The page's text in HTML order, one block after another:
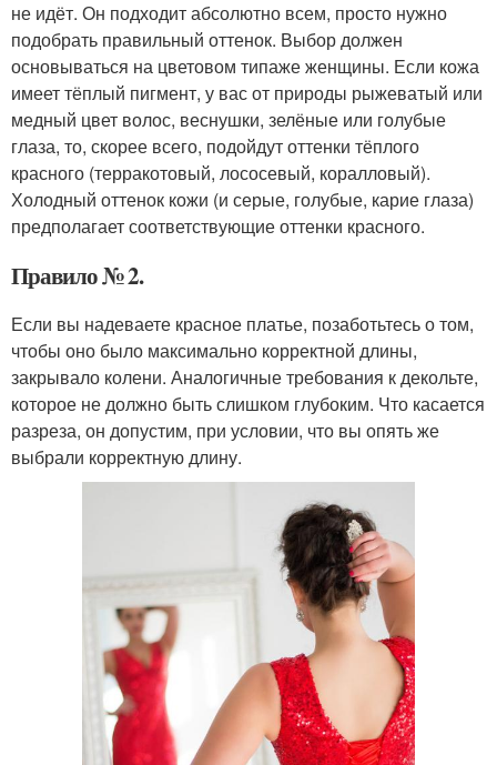
не идёт. Он подходит абсолютно всем, просто нужно
подобрать правильный оттенок. Выбор должен
основываться на цветовом типаже женщины. Если кожа
имеет тёплый пигмент, у вас от природы рыжеватый или
медный цвет волос, веснушки, зелёные или голубые
глаза, то, скорее всего, подойдут оттенки тёплого
красного (терракотовый, лососевый, коралловый).
Холодный оттенок кожи (и серые, голубые, карие глаза)
предполагает соответствующие оттенки красного.
Правило № 2.
Если вы надеваете красное платье, позаботьтесь о том,
чтобы оно было максимально корректной длины,
закрывало колени. Аналогичные требования к декольте,
которое не должно быть слишком глубоким. Что касается
разреза, он допустим, при условии, что вы опять же
выбрали корректную длину.